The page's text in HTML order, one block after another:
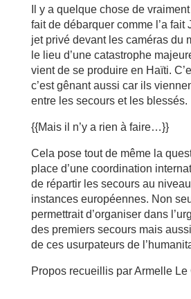
Il y a quelque chose de
fait de débarquer comme l’a fait
jet privé devant les caméras du
le lieu d’une catastrophe
vient de se produire en Haïti.
c’est gênant aussi car ils
entre les secours et les blessés.
{{Mais il n’y a rien à faire…}}
Cela pose tout de même la
place d’une coordination
de répartir les secours au
instances européennes. Non
permettrait d’organiser dans
des premiers secours mais
de ces usurpateurs de
Propos recueillis par Armelle Le